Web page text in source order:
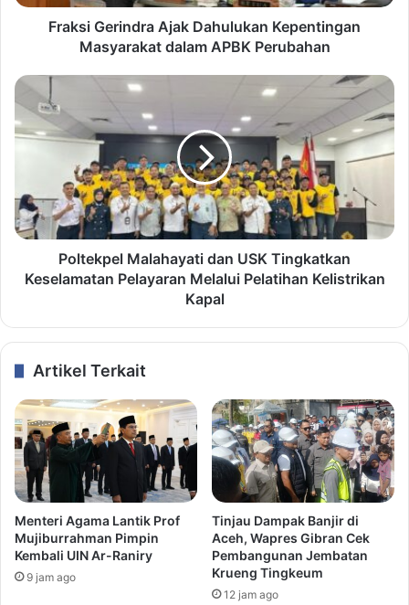
Fraksi Gerindra Ajak Dahulukan Kepentingan
Masyarakat dalam APBK Perubahan
Poltekpel Malahayati dan USK Tingkatkan
Keselamatan Pelayaran Melalui Pelatihan Kelistrikan
Kapal
Artikel Terkait
Menteri Agama Lantik Prof
Mujiburrahman Pimpin
Kembali UIN Ar-Raniry
9 jam ago
Tinjau Dampak Banjir di
Aceh, Wapres Gibran Cek
Pembangunan Jembatan
Krueng Tingkeum
12 jam ago